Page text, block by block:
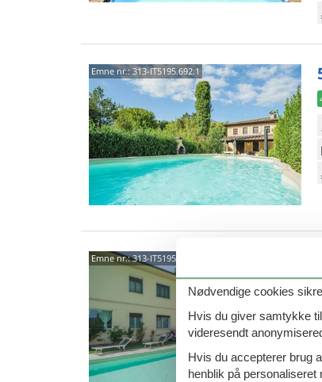
Emne nr.:313-IT5195.692.1
Emne nr.:313-IT5195.697.2
Nødvendige cookies
Hvis du giver samtykke
videresendt
Hvis du accepterer brug
henblik på personaliseret